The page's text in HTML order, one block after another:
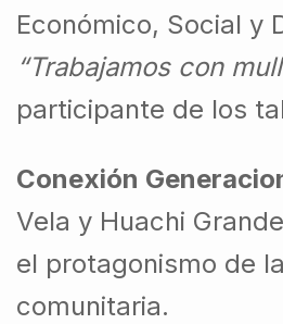
Económico, Social y
“Trabajamos con
participante de los
Conexión
Vela y Huachi
el protagonismo de
comunitaria.